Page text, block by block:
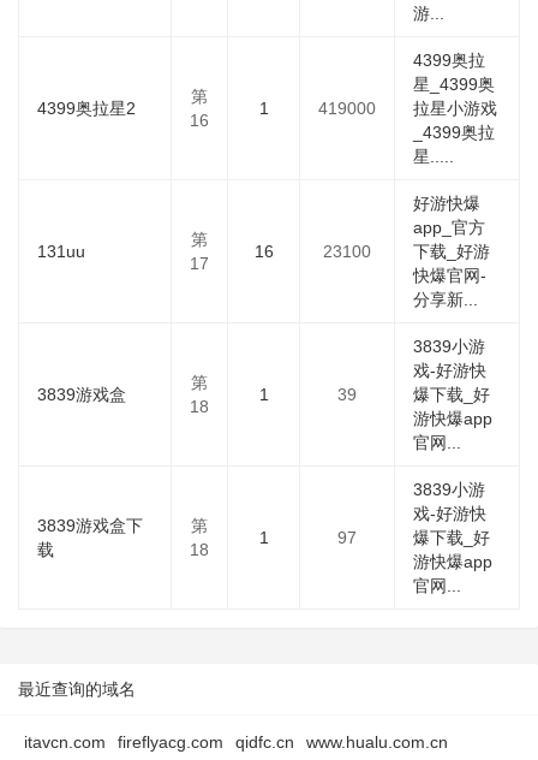
游...
4399奥拉星2
第
16
1 419000
4399奥拉
星_4399奥
拉星小游戏
_4399奥拉
星.....
131uu
第
17
16 23100
好游快爆
app_官方
下载_好游
快爆官网-
分享新...
3839游戏盒
第
18
1 39
3839小游
戏-好游快
爆下载_好
游快爆app
官网...
3839游戏盒下
载
第
18
1 97
3839小游
戏-好游快
爆下载_好
游快爆app
官网...
最近查询的域名
itavcn.com fireflyacg.com qidfc.cn
www.hualu.com.cn